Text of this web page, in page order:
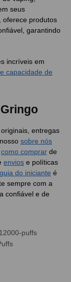
seus
oferece produtos
garantindo
incríveis em
capacidade de
entregas
sobre nós
como comprar de
envios e políticas
guia do iniciante é
sempre com a
confiável e de
puffs